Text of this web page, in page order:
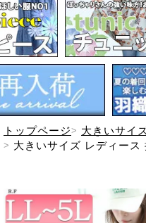
トップページ 大きいサイ
大きいサイズ レディー